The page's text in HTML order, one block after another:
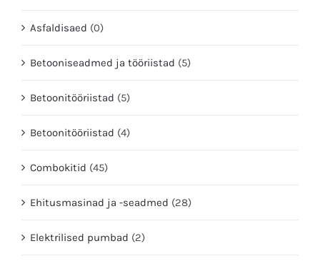
Asfaldisaed (0)
Betooniseadmed ja tööriistad (5)
Betoonitööriistad (5)
Betoonitööriistad (4)
Combokitid (45)
Ehitusmasinad ja -seadmed (28)
Elektrilised pumbad (2)